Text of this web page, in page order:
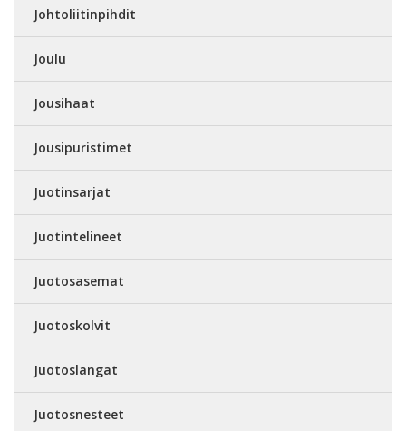
Johtoliitinpihdit
Joulu
Jousihaat
Jousipuristimet
Juotinsarjat
Juotintelineet
Juotosasemat
Juotoskolvit
Juotoslangat
Juotosnesteet